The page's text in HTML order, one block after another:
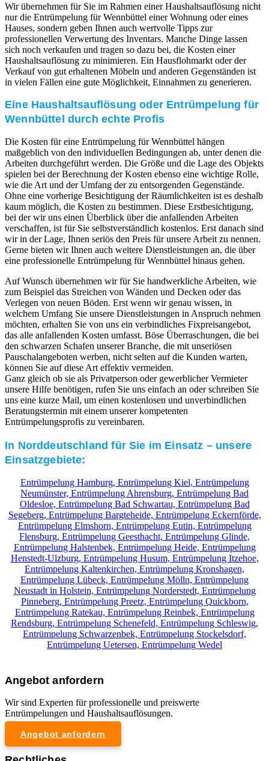
Wir übernehmen für Sie im Rahmen einer Haushaltsauflösung nicht
nur die Entrümpelung für Wennbüttel einer Wohnung oder eines
Hauses, sondern geben Ihnen auch wertvolle Tipps zur
professionellen Verwertung des Inventars. Manche Dinge lassen
sich noch verkaufen und tragen so dazu bei, die Kosten einer
Haushaltsauflösung zu minimieren. Ein Hausflohmarkt oder der
Verkauf von gut erhaltenen Möbeln und anderen Gegenständen ist
in vielen Fällen eine gute Möglichkeit, Einnahmen zu generieren.
Eine Haushaltsauflösung oder Entrümpelung für
Wennbüttel durch echte Profis
Die Kosten für eine Entrümpelung für Wennbüttel hängen
maßgeblich von den individuellen Bedingungen ab, unter denen die
Arbeiten durchgeführt werden. Die Größe und die Lage des Objekts
spielen bei der Berechnung der Kosten ebenso eine wichtige Rolle,
wie die Art und der Umfang der zu entsorgenden Gegenstände.
Ohne eine vorherige Besichtigung der Räumlichkeiten ist es deshalb
kaum möglich, die Kosten zu bestimmen. Diese Erstbesichtigung,
bei der wir uns einen Überblick über die anfallenden Arbeiten
verschaffen, ist für Sie selbstverständlich kostenlos. Erst danach sind
wir in der Lage, Ihnen seriös den Preis für unsere Arbeit zu nennen.
Gerne bieten wir Ihnen auch weitere Dienstleistungen an, die über
eine professionelle Entrümpelung für Wennbüttel hinaus gehen.
Auf Wunsch übernehmen wir für Sie handwerkliche Arbeiten, wie
zum Beispiel das Streichen von Wänden und Decken oder das
Verlegen von neuen Böden. Erst wenn wir genau wissen, in
welchem Umfang Sie unsere Dienstleistungen in Anspruch nehmen
möchten, erhalten Sie von uns ein verbindliches Fixpreisangebot,
das alle anfallenden Kosten umfasst. Böse Überraschungen, die bei
den schwarzen Schafen unserer Branche, die mit unseriösen
Pauschalangeboten werben, nicht selten auf die Kunden warten,
können Sie auf diese Art effektiv vermeiden.
Ganz gleich ob sie als Privatperson oder gewerblicher Vermieter
unsere Hilfe benötigen, rufen Sie uns einfach an oder schreiben Sie
uns eine kurze Mail, um einen kostenlosen und unverbindlichen
Beratungstermin mit einem unserer kompetenten
Entrümpelungsprofis zu vereinbaren.
In Norddeutschland für Sie im Einsatz – unsere
Einsatzgebiete:
Entrümpelung Hamburg, Entrümpelung Kiel, Entrümpelung
Neumünster, Entrümpelung Ahrensburg, Entrümpelung Bad
Oldesloe, Entrümpelung Bad Schwartau, Entrümpelung Bad
Segeberg, Entrümpelung Bargteheide, Entrümpelung Eckernförde,
Entrümpelung Elmshorn, Entrümpelung Eutin, Entrümpelung
Flensburg, Entrümpelung Geesthacht, Entrümpelung Glinde,
Entrümpelung Halstenbek, Entrümpelung Heide, Entrümpelung
Henstedt-Ulzburg, Entrümpelung Husum, Entrümpelung Itzehoe,
Entrümpelung Kaltenkirchen, Entrümpelung Kronshagen,
Entrümpelung Lübeck, Entrümpelung Mölln, Entrümpelung
Neustadt in Holstein, Entrümpelung Norderstedt, Entrümpelung
Pinneberg, Entrümpelung Preetz, Entrümpelung Quickborn,
Entrümpelung Ratekau, Entrümpelung Reinbek, Entrümpelung
Rendsburg, Entrümpelung Schenefeld, Entrümpelung Schleswig,
Entrümpelung Schwarzenbek, Entrümpelung Stockelsdorf,
Entrümpelung Uetersen, Entrümpelung Wedel
Angebot anfordern
Wir sind Experten für professionelle und preiswerte
Entrümpelungen und Haushaltsauflösungen.
Angebot anfordern